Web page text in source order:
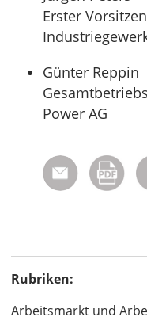
Erster
Günter Reppin
Power AG
Rubriken:
Arbeitsmarkt und